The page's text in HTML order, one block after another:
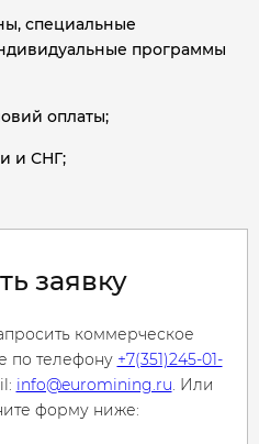
специальные
программы
оплаты;
и СНГ;
заявку
коммерческое
по телефону +7(351)245-01-
info@euromining.ru. Или
форму ниже: